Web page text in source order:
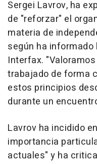
Sergei Lavrov, ha
de "reforzar" el
materia de
según ha
Interfax.
trabajado de forma
estos principios
durante un
Lavrov ha incidido
importancia
actuales" y ha